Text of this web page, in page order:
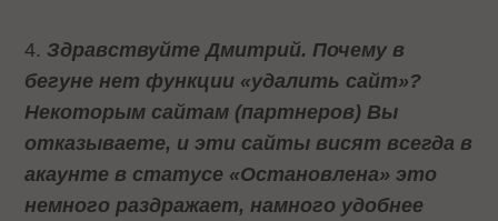
4.Здравствуйте Дмитрий. Почему в
бегуне нет функции «удалить сайт»?
Некоторым сайтам (партнеров) Вы
отказываете, и эти сайты висят всегда в
акаунте в статусе «Остановлена» это
немного раздражает, намного удобнее